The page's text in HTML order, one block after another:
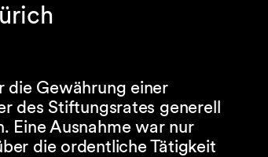
die Gewährung einer
des Stiftungsrates generell
Eine Ausnahme war nur
die ordentliche Tätigkeit